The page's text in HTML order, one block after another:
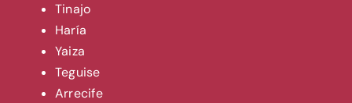
Tinajo
Haría
Yaiza
Teguise
Arrecife